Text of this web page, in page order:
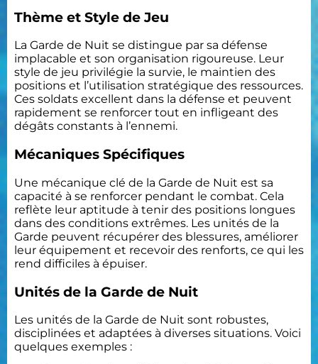
Thème et Style de Jeu
La Garde de Nuit se distingue par sa défense
implacable et son organisation rigoureuse. Leur
style de jeu privilégie la survie, le maintien des
positions et l’utilisation stratégique des ressources.
Ces soldats excellent dans la défense et peuvent
rapidement se renforcer tout en infligeant des
dégâts constants à l’ennemi.
Mécaniques Spécifiques
Une mécanique clé de la Garde de Nuit est sa
capacité à se renforcer pendant le combat. Cela
reflète leur aptitude à tenir des positions longues
dans des conditions extrêmes. Les unités de la
Garde peuvent récupérer des blessures, améliorer
leur équipement et recevoir des renforts, ce qui les
rend difficiles à épuiser.
Unités de la Garde de Nuit
Les unités de la Garde de Nuit sont robustes,
disciplinées et adaptées à diverses situations. Voici
quelques exemples :